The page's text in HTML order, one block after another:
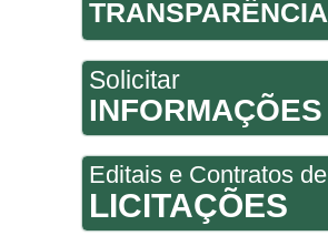
TRANSPARÊNCIA
Solicitar
INFORMAÇÕES
Editais e Contratos de
LICITAÇÕES